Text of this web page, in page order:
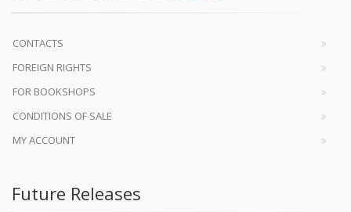
CONTACTS
FOREIGN RIGHTS
FOR BOOKSHOPS
CONDITIONS OF SALE
MY ACCOUNT
Future Releases